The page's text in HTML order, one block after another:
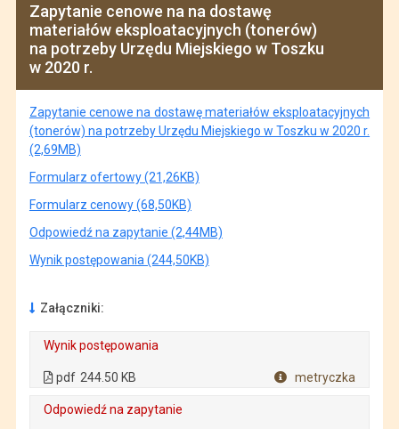
Zapytanie cenowe na na dostawę
materiałów eksploatacyjnych (tonerów)
na potrzeby Urzędu Miejskiego w Toszku
w 2020 r.
Zapytanie cenowe na dostawę materiałów eksploatacyjnych
(tonerów) na potrzeby Urzędu Miejskiego w Toszku w 2020 r.
(2,69MB)
Formularz ofertowy (21,26KB)
Formularz cenowy (68,50KB)
Odpowiedź na zapytanie (2,44MB)
Wynik postępowania (244,50KB)
Załączniki:
Wynik postępowania
pdf 244.50 KB metryczka
Odpowiedź na zapytanie